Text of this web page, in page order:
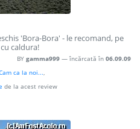
'Bora-Bora' - le recomand, pe
caldura!
BY gamma999 — încărcată în 06.09.09
ca la noi...,
de la acest review